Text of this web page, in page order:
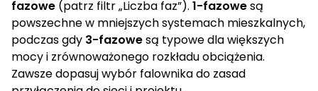
fazowe (patrz filtr „Liczba faz”). 1-fazowesą
powszechne w mniejszych systemach mieszkalnych,
podczas gdy 3-fazowesą typowe dla większych
mocy i zrównoważonego rozkładu obciążenia.
Zawsze dopasuj wybór falownika do zasad